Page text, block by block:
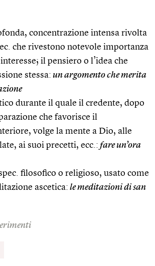
concentrazione intensa rivolta
che rivestono notevole importanza
il pensiero o l’idea che
stessa: un argomento che merita
durante il quale il credente, dopo
che favorisce il
volge la mente a Dio, alle
ai suoi precetti, ecc.: fare un’ora
filosofico o religioso, usato come
ascetica: le meditazioni di san